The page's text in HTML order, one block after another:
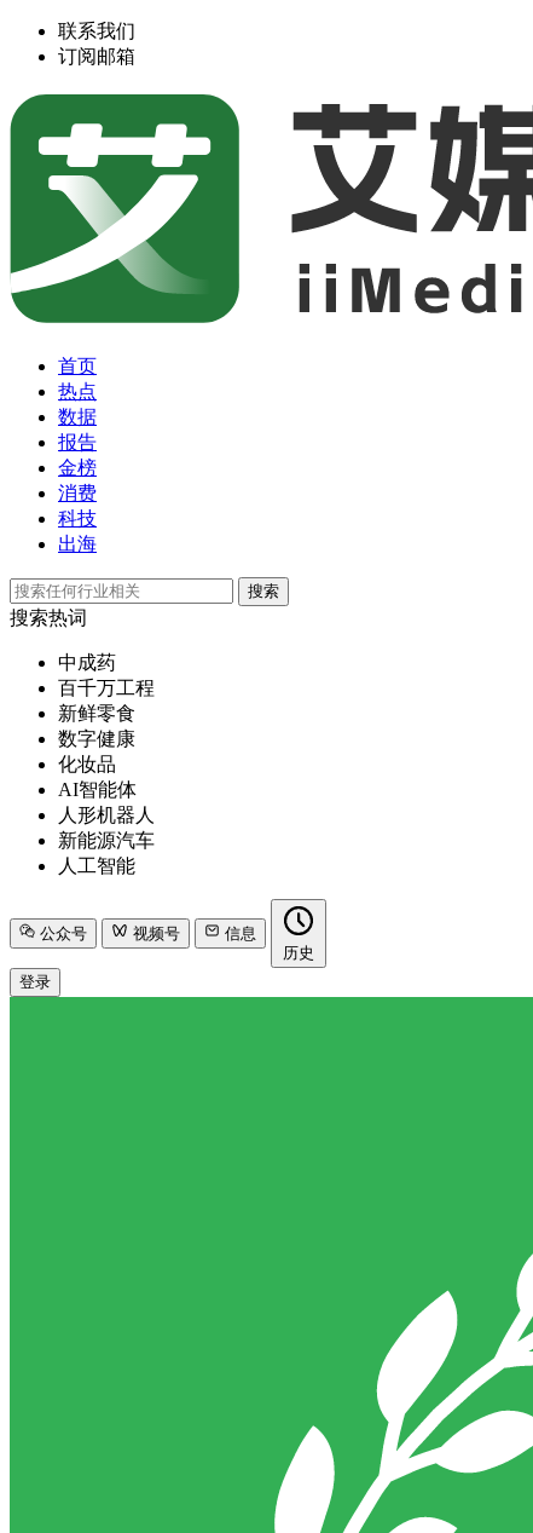
联系我们
订阅邮箱
首页
热点
数据
报告
金榜
消费
科技
出海
搜索
搜索热词
中成药
百千万工程
新鲜零食
数字健康
化妆品
AI智能体
人形机器人
新能源汽车
人工智能
公众号 视频号
信息
历史
登录